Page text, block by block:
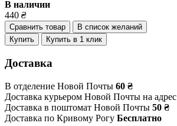
В наличии
440 ₴
Сравнить товар
В список желаний
Купить
Купить в 1 клик
Доставка
В отделение Новой Почты 60 ₴
Доставка курьером Новой Почты на адрес
Доставка в поштомат Новой Почты 50 ₴
Доставка по Кривому Рогу Бесплатно